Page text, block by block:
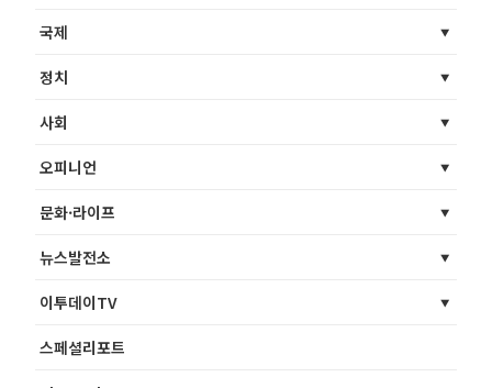
국제
정치
사회
오피니언
문화·라이프
뉴스발전소
이투데이TV
스페셜리포트